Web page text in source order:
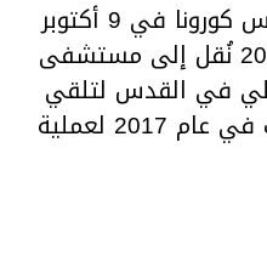
وكان عريقات أصيب بفيروس كورونا في 9 أكتوبر
2020، وفي 18 أكتوبر 2020 نُقل إلى مستشفى
في القدس لتلقي
العلاج، وكان خضع عريقات في عام 2017 لعملية